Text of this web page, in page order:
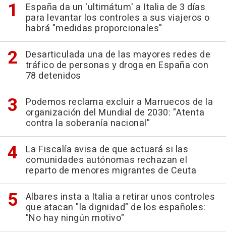
España da un 'ultimátum' a Italia de 3 días
para levantar los controles a sus viajeros o
habrá "medidas proporcionales"
Desarticulada una de las mayores redes de
tráfico de personas y droga en España con
78 detenidos
Podemos reclama excluir a Marruecos de la
organización del Mundial de 2030: "Atenta
contra la soberanía nacional"
La Fiscalía avisa de que actuará si las
comunidades autónomas rechazan el
reparto de menores migrantes de Ceuta
Albares insta a Italia a retirar unos controles
que atacan "la dignidad" de los españoles:
"No hay ningún motivo"